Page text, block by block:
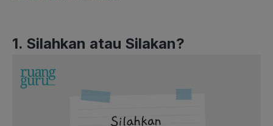
1. Silahkan atau Silakan?